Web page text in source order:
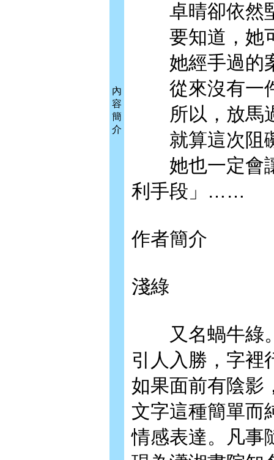
內
容
簡
介
卓晴卻依然
要知道，她
她經手過的
從來沒有一件
所以，放馬
就算這次阻礙
她也一定會讓
利手段」……
作者簡介
淺綠
又名蝸牛綠。
引人入勝，字裡
如果面前有陰影
文字這種簡單而
情感表達。凡事